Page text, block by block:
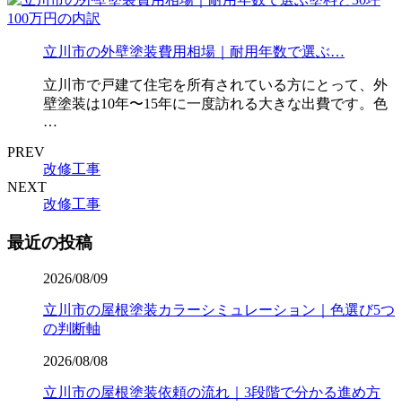
立川市の外壁塗装費用相場｜耐用年数で選ぶ…
立川市で戸建て住宅を所有されている方にとって、外
壁塗装は10年〜15年に一度訪れる大きな出費です。色
…
PREV
改修工事
NEXT
改修工事
最近の投稿
2026/08/09
立川市の屋根塗装カラーシミュレーション｜色選び5つ
の判断軸
2026/08/08
立川市の屋根塗装依頼の流れ｜3段階で分かる進め方